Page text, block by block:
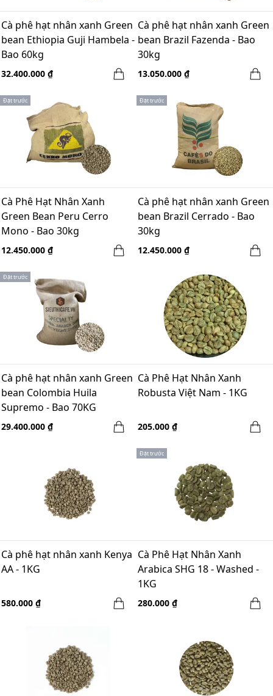
Cà phê hạt nhân xanh Green
bean Ethiopia Guji Hambela -
Bao 60kg
32.400.000 ₫
Cà phê hạt nhân xanh Green
bean Brazil Fazenda - Bao
30kg
13.050.000 ₫
Đặt trước
Cà Phê Hạt Nhân Xanh
Green Bean Peru Cerro
Mono - Bao 30kg
12.450.000 ₫
Đặt trước
Cà phê hạt nhân xanh Green
bean Brazil Cerrado - Bao
30kg
12.450.000 ₫
Đặt trước
Cà phê hạt nhân xanh Green
bean Colombia Huila
Supremo - Bao 70KG
29.400.000 ₫
Cà Phê Hạt Nhân Xanh
Robusta Việt Nam - 1KG
205.000 ₫
Cà phê hạt nhân xanh Kenya
AA - 1KG
580.000 ₫
Đặt trước
Cà Phê Hạt Nhân Xanh
Arabica SHG 18 - Washed -
1KG
280.000 ₫